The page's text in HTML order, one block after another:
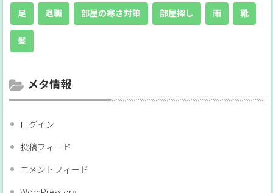
足 退職 部屋の寒さ対策 部屋探し 雨 靴
髪
メタ情報
ログイン
投稿フィード
コメントフィード